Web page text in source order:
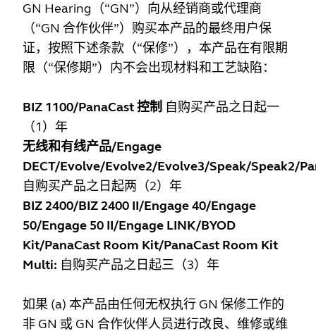
GN Hearing（“GN”）向从经销商或代理商
（“GN 合作伙伴”）购买本产品的最终用户保
证，按照下述条款（“保修”），本产品在有限期
限（“保修期”）内不会出现材料和工艺缺陷：
BIZ 1100/PanaCast 控制 自购买产品之日起一
（1）年
无线和有线产品/Engage
DECT/Evolve/Evolve2/Evolve3/Speak/Speak2/
自购买产品之日起两（2）年
BIZ 2400/BIZ 2400 II/Engage 40/Engage
50/Engage 50 II/Engage LINK/BYOD
Kit/PanaCast Room Kit/PanaCast Room Kit
Multi: 自购买产品之日起三（3）年
如果 (a) 本产品由任何无权执行 GN 保修工作的
非 GN 或 GN 合作伙伴人员进行改良、维修或维